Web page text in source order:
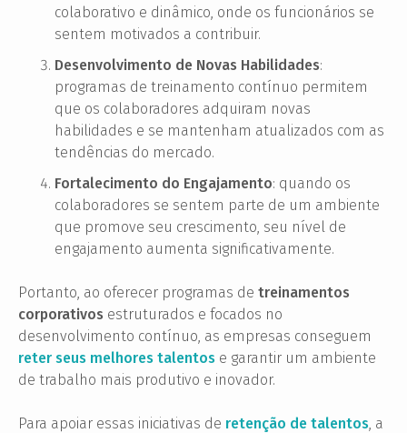
colaborativo e dinâmico, onde os funcionários se
sentem motivados a contribuir.
Desenvolvimento de Novas Habilidades:
programas de treinamento contínuo permitem
que os colaboradores adquiram novas
habilidades e se mantenham atualizados com as
tendências do mercado.
Fortalecimento do Engajamento: quando os
colaboradores se sentem parte de um ambiente
que promove seu crescimento, seu nível de
engajamento aumenta significativamente.
Portanto, ao oferecer programas de treinamentos
corporativos estruturados e focados no
desenvolvimento contínuo, as empresas conseguem
reter seus melhores talentos e garantir um ambiente
de trabalho mais produtivo e inovador.
Para apoiar essas iniciativas de retenção de talentos, a